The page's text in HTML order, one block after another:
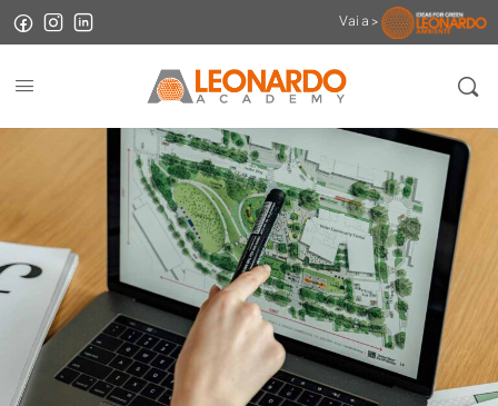
Vai a >